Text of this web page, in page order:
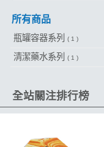
所有商品
瓶罐容器系列 ( 1 )
清潔藥水系列 ( 1 )
全站關注排行榜